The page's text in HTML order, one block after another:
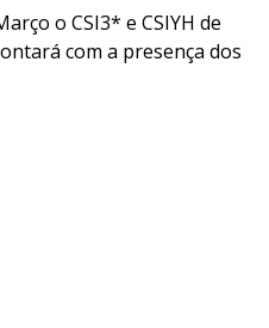
o CSI3* e CSIYH de
com a presença dos